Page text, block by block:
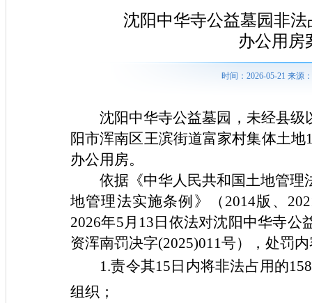
沈阳中华寺公益墓园非
办公用房
时间：2026-05-21 来源
沈阳中华寺公益墓园， 未经县级
阳市浑南区王滨街道富家村集体土地
办公用 房。
依据《中华人民共和国土地管理
地管理法实施条例》（2014版、
2026年5月 13日依法对沈阳中华寺公
资浑南罚决字(2025)011号），处罚
1.责令其15日内将非法占用的
组织 ；